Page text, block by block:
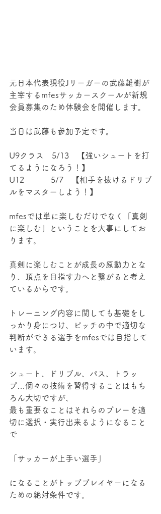
元日本代表現役Jリーガーの武藤雄樹が
主宰するmfesサッカースクールが新規
会員募集のため体験会を開催します。
当日は武藤も参加予定です。
U9クラス　5/13　【強いシュートを打
てるようになろう！】
U12　　　 5/7　【相手を抜けるドリブ
ルをマスターしよう！】
mfesでは単に楽しむだけでなく「真剣
に楽しむ」ということを大事にしてお
ります。
真剣に楽しむことが成長の原動力とな
り、頂点を目指す力へと繋がると考え
ているからです。
トレーニング内容に関しても基礎をし
っかり身につけ、ピッチの中で適切な
判断ができる選手をmfesでは目指して
います。​
シュート、ドリブル、パス、トラッ
プ…個々の技術を習得することはもち
ろん大切ですが、
最も重要なことはそれらのプレーを適
切に選択・実行出来るようになること
で
「サッカーが上手い選手」
になることがトッププレイヤーになる
ための絶対条件です。